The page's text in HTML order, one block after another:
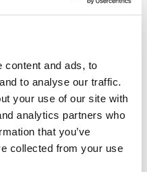
content and ads, to
to analyse our traffic.
your use of our site with
analytics partners who
that you’ve
collected from your use
obliczu
problemów lub
na jej...